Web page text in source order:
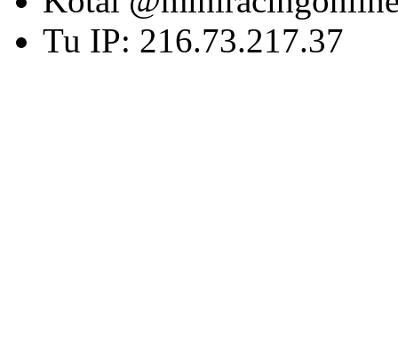
Tu IP: 216.73.217.37